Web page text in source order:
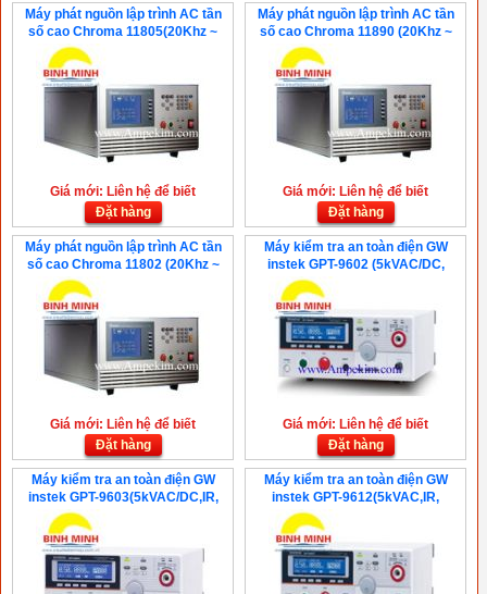
Máy phát nguồn lập trình AC tần
số cao Chroma 11805(20Khz ~
200Khz, 1KVA)
Giá mới: Liên hệ để biết
Đặt hàng
Máy phát nguồn lập trình AC tần
số cao Chroma 11890 (20Khz ~
200Khz, 500VA)
Giá mới: Liên hệ để biết
Đặt hàng
Máy phát nguồn lập trình AC tần
số cao Chroma 11802 (20Khz ~
200Khz, 500VA)
Giá mới: Liên hệ để biết
Đặt hàng
Máy kiểm tra an toàn điện GW
instek GPT-9602 (5kVAC/DC,
Giá mới: Liên hệ để biết
Đặt hàng
Máy kiểm tra an toàn điện GW
instek GPT-9603(5kVAC/DC,IR,
Máy kiểm tra an toàn điện GW
instek GPT-9612(5kVAC,IR,